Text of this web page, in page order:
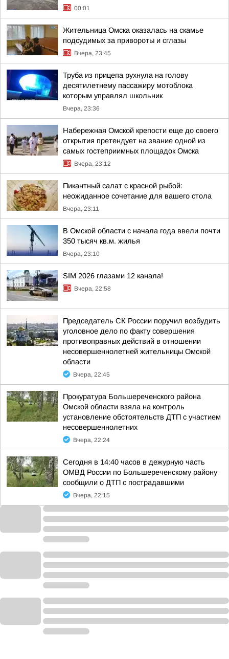
00:01
Жительница Омска оказалась на скамье
подсудимых за привороты и сглазы
Вчера, 23:45
Труба из прицепа рухнула на голову
десятилетнему пассажиру мотоблока
которым управлял школьник
Вчера, 23:36
Набережная Омской крепости еще до своего
открытия претендует на звание одной из
самых гостеприимных площадок Омска
Вчера, 23:12
Пикантный салат с красной рыбой:
неожиданное сочетание для вашего стола
Вчера, 23:11
В Омской области с начала года ввели почти
350 тысяч кв.м. жилья
Вчера, 23:10
SIM 2026 глазами 12 канала!
Вчера, 22:58
Председатель СК России поручил возбудить
уголовное дело по факту совершения
противоправных действий в отношении
несовершеннолетней жительницы Омской
области
Вчера, 22:45
Прокуратура Большереченского района
Омской области взяла на контроль
установление обстоятельств ДТП с участием
несовершеннолетних
Вчера, 22:24
Сегодня в 14:40 часов в дежурную часть
ОМВД России по Большереченскому району
сообщили о ДТП с пострадавшими
Вчера, 22:15